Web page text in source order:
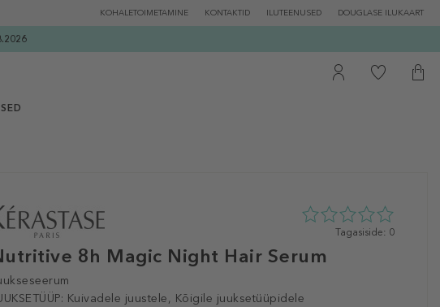
KOHALETOIMETAMINE KONTAKTID ILUTEENUSED DOUGLASE ILUKAART
8h Magic Night Hair Serum
Kuivadele juustele, Kõigile juuksetüüpidele
0
Tagasiside: 0